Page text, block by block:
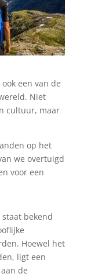
een van de
Niet
cultuur, maar
op het
we overtuigd
voor een
bekend
Hoewel het
ligt een
de